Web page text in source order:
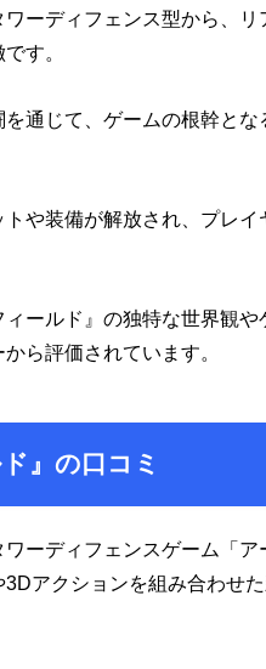
ーディフェンス型から、
す。
通じて、ゲームの根幹と
や装備が解放され、プレイ
ールド』の独特な世界観
ら評価されています。
』の口コミ
ーディフェンスゲーム「
アクションを組み合わせ